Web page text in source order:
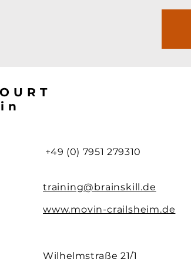
+49 (0) 7951 279310
training@brainskill.de
www.movin-crailsheim.de
Wilhelmstraße 21/1